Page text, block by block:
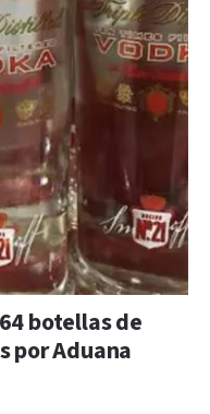
botellas de
por Aduana